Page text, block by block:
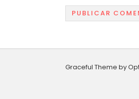
Graceful Theme by